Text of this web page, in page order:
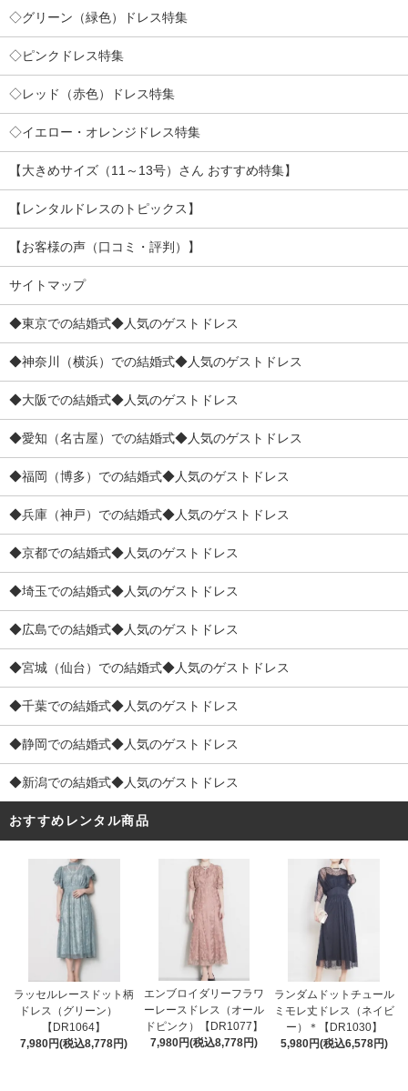
◇グリーン（緑色）ドレス特集
◇ピンクドレス特集
◇レッド（赤色）ドレス特集
◇イエロー・オレンジドレス特集
【大きめサイズ（11～13号）さん おすすめ特集】
【レンタルドレスのトピックス】
【お客様の声（口コミ・評判）】
サイトマップ
◆東京での結婚式◆人気のゲストドレス
◆神奈川（横浜）での結婚式◆人気のゲストドレス
◆大阪での結婚式◆人気のゲストドレス
◆愛知（名古屋）での結婚式◆人気のゲストドレス
◆福岡（博多）での結婚式◆人気のゲストドレス
◆兵庫（神戸）での結婚式◆人気のゲストドレス
◆京都での結婚式◆人気のゲストドレス
◆埼玉での結婚式◆人気のゲストドレス
◆広島での結婚式◆人気のゲストドレス
◆宮城（仙台）での結婚式◆人気のゲストドレス
◆千葉での結婚式◆人気のゲストドレス
◆静岡での結婚式◆人気のゲストドレス
◆新潟での結婚式◆人気のゲストドレス
おすすめレンタル商品
ラッセルレースドット柄
ドレス（グリーン）
【DR1064】
7,980円(税込8,778円)
エンブロイダリーフラワ
ーレースドレス（オール
ドピンク）【DR1077】
7,980円(税込8,778円)
ランダムドットチュール
ミモレ丈ドレス（ネイビ
ー）＊【DR1030】
5,980円(税込6,578円)